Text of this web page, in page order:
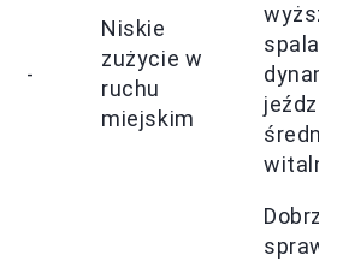
-
Niskie
zużycie w
ruchu
miejskim
Dobrze